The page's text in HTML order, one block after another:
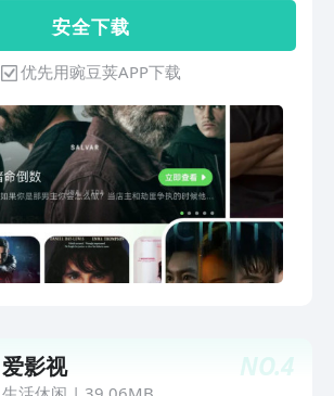
wma, wav, flac, dat, ac3, aac, ape, ogg
等几乎全部声音格式- 视频剪辑，视频编
辑，打造您的专属vlog
安 全 下 载
优先用豌豆荚APP下载
NO.4
爱影视